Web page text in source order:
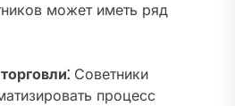
может иметь ряд
Советники
процесс